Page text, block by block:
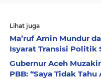
Lihat juga
Ma’ruf Amin Mundur
Isyarat Transisi Politik
Gubernur Aceh
PBB: “Saya Tidak